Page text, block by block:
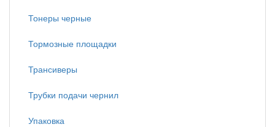
Тонеры черные
Тормозные площадки
Трансиверы
Трубки подачи чернил
Упаковка